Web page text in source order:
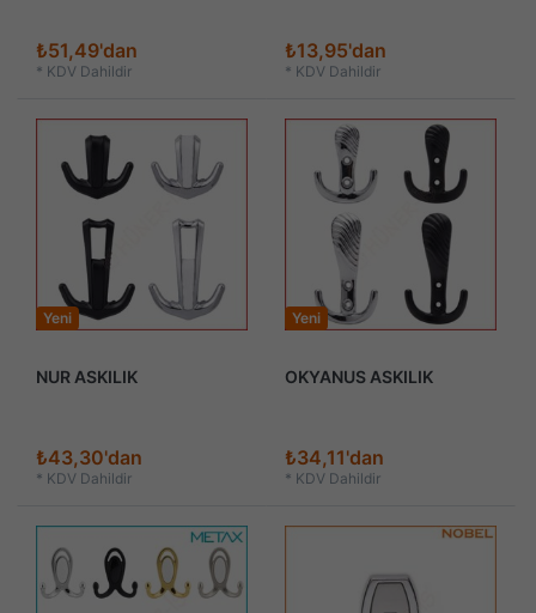
₺51,49'dan
* KDV Dahildir
₺13,95'dan
* KDV Dahildir
Yeni
NUR ASKILIK
₺43,30'dan
* KDV Dahildir
Yeni
OKYANUS ASKILIK
₺34,11'dan
* KDV Dahildir